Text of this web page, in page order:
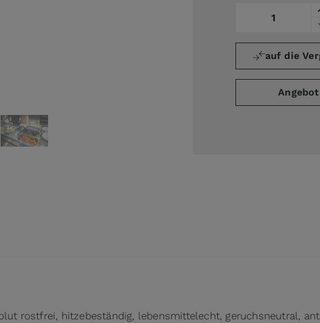
image
View larger image
auf die
rostfrei, hitzebeständig, lebensmittelecht, geruchsneutral,